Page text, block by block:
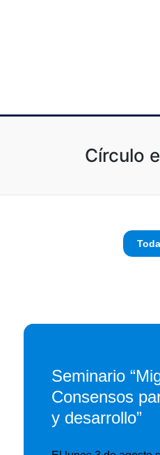
Círculo
Seminario
Consensos
y desarrollo”